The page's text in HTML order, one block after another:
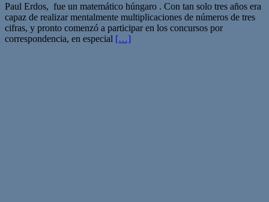
Paul Erdos, fue un matemático húngaro . Con tan solo tres años era
capaz de realizar mentalmente multiplicaciones de números de tres
cifras, y pronto comenzó a participar en los concursos por
correspondencia, en especial […]